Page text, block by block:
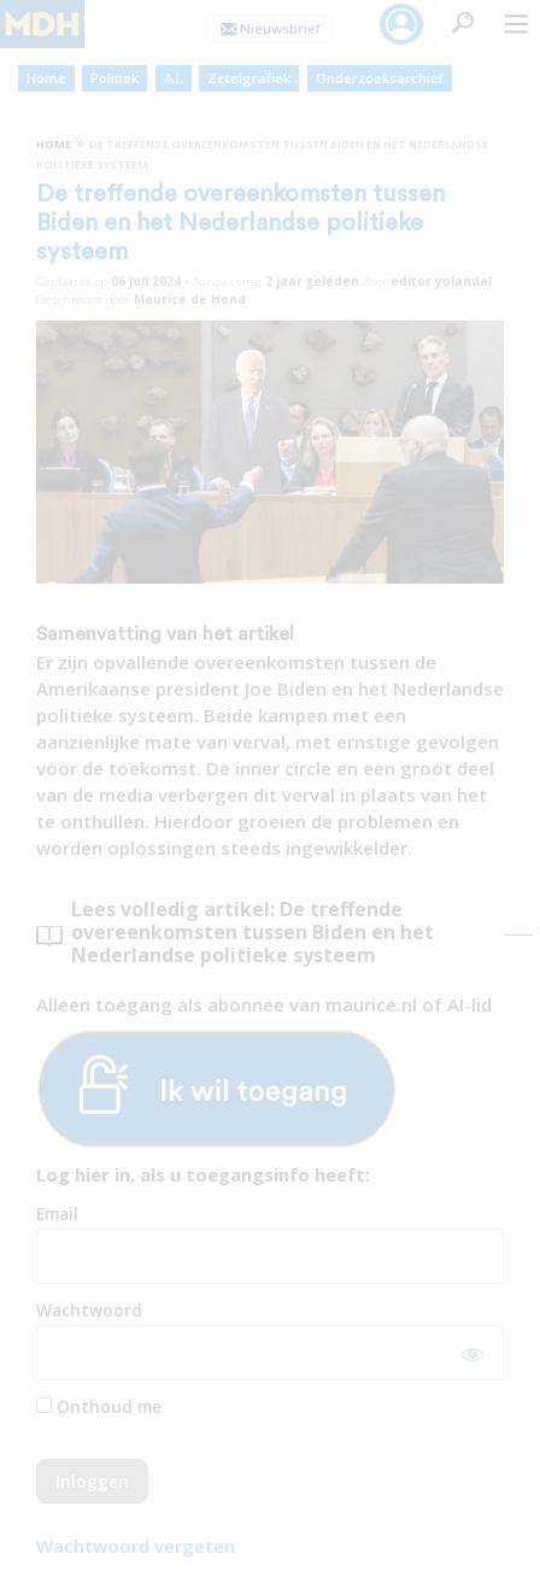
Home Politiek A.I. Zetelgrafiek Onderzoeksarchief
HOME »
De treffende overeenkomsten tussen
Biden en het Nederlandse politieke
systeem
06 juli 2024 2 jaar geleden
editor yolandal
Maurice de Hond
Samenvatting van het artikel
Er zijn opvallende overeenkomsten tussen de
Amerikaanse president Joe Biden en het Nederlandse
politieke systeem. Beide kampen met een
aanzienlijke mate van verval, met ernstige gevolgen
voor de toekomst. De inner circle en een groot deel
van de media verbergen dit verval in plaats van het
te onthullen. Hierdoor groeien de problemen en
worden oplossingen steeds ingewikkelder.
Lees volledig artikel: De treffende
overeenkomsten tussen Biden en het
Nederlandse politieke systeem
Alleen toegang als abonnee van maurice.nl of AI-lid
Log hier in, als u toegangsinfo heeft:
Email
Wachtwoord
Onthoud me
Wachtwoord vergeten